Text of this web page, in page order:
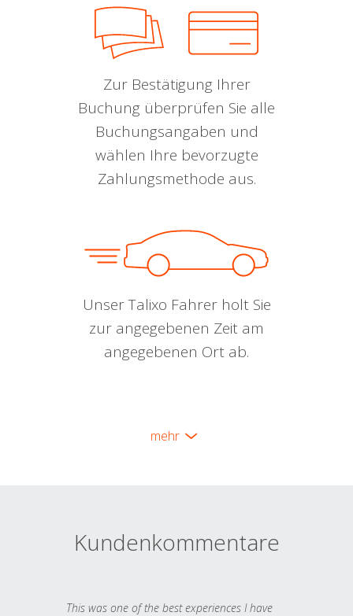
Zur Bestätigung Ihrer
Buchung überprüfen Sie alle
Buchungsangaben und
wählen Ihre bevorzugte
Zahlungsmethode aus.
Unser Talixo Fahrer holt Sie
zur angegebenen Zeit am
angegebenen Ort ab.
mehr
Kundenkommentare
This was one of the best experiences I have